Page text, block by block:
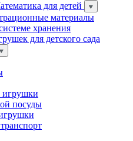
для детей
материалы
хранения
для детского сада
игрушки
посуды